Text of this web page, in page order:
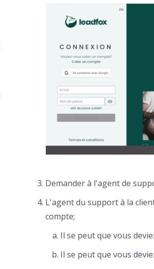
Demander à l'agent de
L'agent du support à la
compte;
Il se peut que vous
Il se peut que vous